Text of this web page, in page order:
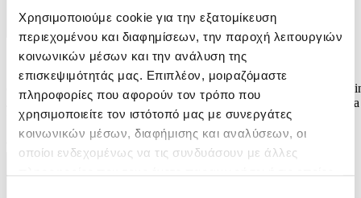
Χρησιμοποιούμε cookie για την εξατομίκευση
περιεχομένου και διαφημίσεων, την παροχή λειτουργιών
κοινωνικών μέσων και την ανάλυση της
επισκεψιμότητάς μας. Επιπλέον, μοιραζόμαστε
πληροφορίες που αφορούν τον τρόπο που
χρησιμοποιείτε τον ιστότοπό μας με συνεργάτες
κοινωνικών μέσων, διαφήμισης και αναλύσεων, οι
οποίοι ενδεχομένως να τις συνδυάσουν με άλλες
Φωτογραφία: Kim Ludbrook
epa12929327 The autumn sun rises over rowing boats on Zoo Lake
Johannesburg, South Africa, 03 May 2026. The lake is a popular area
for walkers, runners, and weekend picnics. EPA/Kim Ludbrook